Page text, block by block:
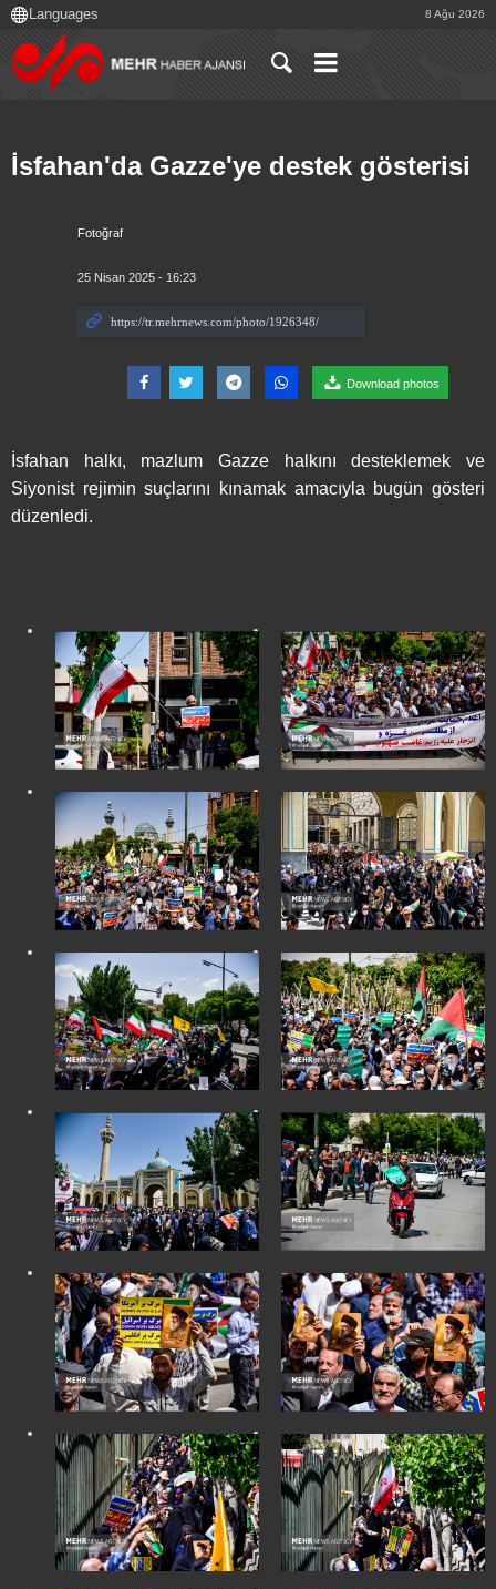
8 Ağu 2026
Fotoğraf
25 Nisan 2025 - 16:23
Download photos
İsfahan'da Gazze'ye destek gösterisi
İsfahan halkı, mazlum Gazze halkını desteklemek ve
Siyonist rejimin suçlarını kınamak amacıyla bugün gösteri
düzenledi.